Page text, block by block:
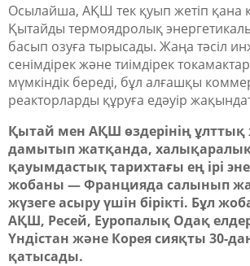
Осылайша, АҚШ тек қуып жетіп қана
Қытайды термоядролық
басып озуға тырысады. Жаңа тәсіл
сенімдірек және тиімдірек
мүмкіндік береді, бұл алғашқы
реакторларды құруға едәуір
Қытай мен АҚШ өздерінің
дамытып жатқанда,
қауымдастық тарихтағы ең ірі
жобаны — Францияда салынып
жүзеге асыру үшін бірікті. Бұл
АҚШ, Ресей, Еуропалық Одақ
Үндістан және Корея сияқты 30-
қатысады.